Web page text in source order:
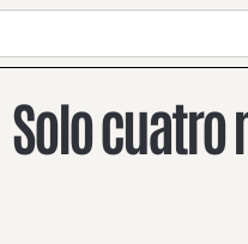
Solo cuatro